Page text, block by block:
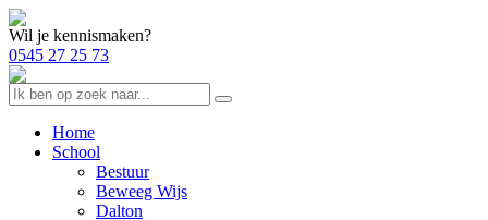
Wil je kennismaken?
0545 27 25 73
Home
School
Bestuur
Beweeg Wijs
Dalton